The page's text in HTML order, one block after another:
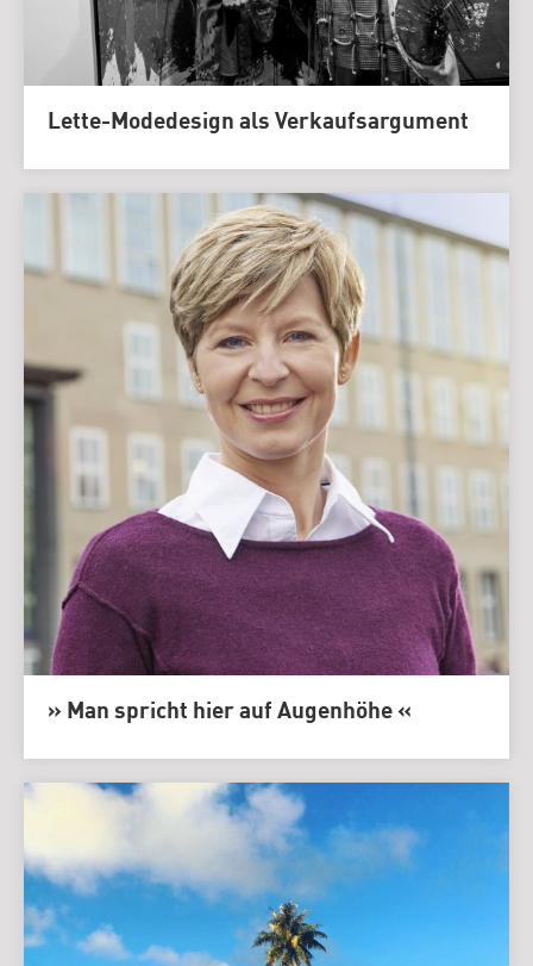
Lette-Modedesign als Verkaufsargument
» Man spricht hier auf Augenhöhe «